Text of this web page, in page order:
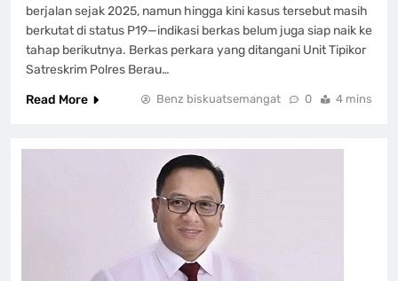
berjalan sejak 2025, namun hingga kini kasus tersebut masih
berkutat di status P19—indikasi berkas belum juga siap naik ke
tahap berikutnya. Berkas perkara yang ditangani Unit Tipikor
Satreskrim Polres Berau…
Read More
Benz biskuatsemangat 0 4 mins